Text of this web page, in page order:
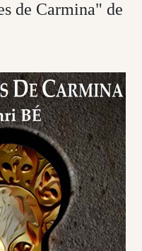
de Carmina" de